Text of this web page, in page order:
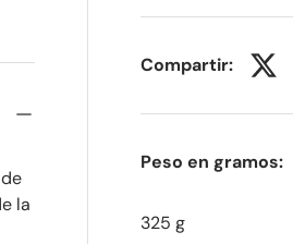
Compartir:
Peso en gramos:
325 g
la